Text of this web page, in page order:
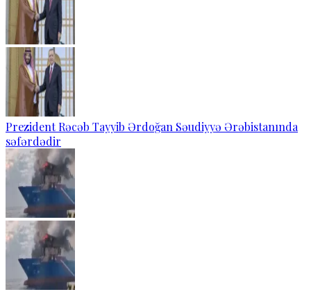
Prezident Rəcəb Tayyib Ərdoğan Səudiyyə Ərəbistanında
səfərdədir